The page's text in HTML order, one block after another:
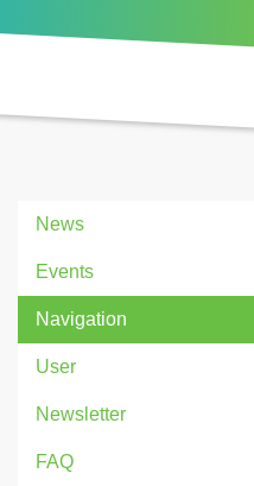
News
Events
Navigation
User
Newsletter
FAQ